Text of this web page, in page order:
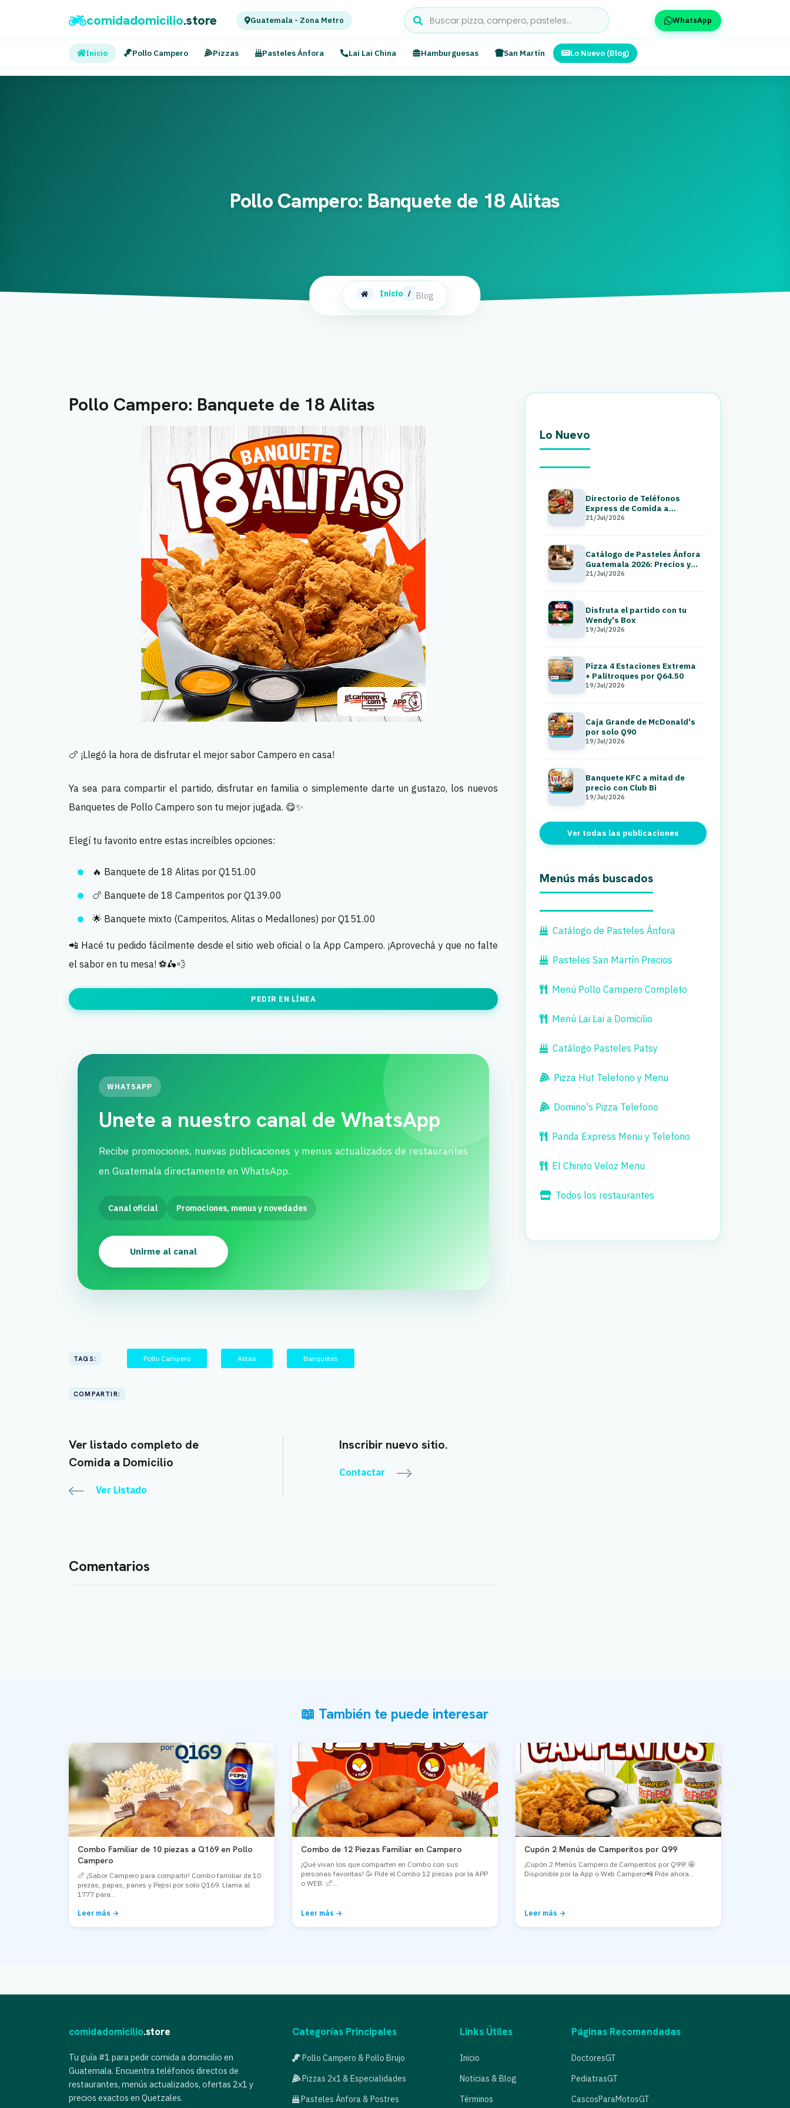
comidadomicilio.store Guatemala - Zona Metro WhatsApp
Inicio Pollo Campero Pizzas Pasteles Ánfora Lai Lai China Hamburguesas San Martín Lo Nuevo (Blog)
Pollo Campero: Banquete de 18 Alitas
Inicio / Blog
Pollo Campero: Banquete de 18 Alitas
🍗 ¡Llegó la hora de disfrutar el mejor sabor Campero en casa!
Ya sea para compartir el partido, disfrutar en familia o simplemente darte un gustazo, los nuevos
Banquetes de Pollo Campero son tu mejor jugada. 😋✨
Elegí tu favorito entre estas increíbles opciones:
🔥 Banquete de 18 Alitas por Q151.00
🍗 Banquete de 18 Camperitos por Q139.00
🌟 Banquete mixto (Camperitos, Alitas o Medallones) por Q151.00
📲 Hacé tu pedido fácilmente desde el sitio web oficial o la App Campero. ¡Aprovechá y que no falte
el sabor en tu mesa! ⚽🛵💨
PEDIR EN LÍNEA
WHATSAPP
Unete a nuestro canal de WhatsApp
Recibe promociones, nuevas publicaciones y menus actualizados de restaurantes
en Guatemala directamente en WhatsApp.
Canal oficial Promociones, menus y novedades
Unirme al canal
TAGS: Pollo Campero Alitas Banquetes
COMPARTIR:
Ver listado completo de
Comida a Domicilio
Ver Listado
Inscribir nuevo sitio.
Contactar
Comentarios
Lo Nuevo
Directorio de Teléfonos
Express de Comida a
Domicilio en Guatemala 2026
21/Jul/2026
Catálogo de Pasteles Ánfora
Guatemala 2026: Precios y
Menú a Domicilio
21/Jul/2026
Disfruta el partido con tu
Wendy's Box
19/Jul/2026
Pizza 4 Estaciones Extrema
+ Palitroques por Q64.50
19/Jul/2026
Caja Grande de McDonald's
por solo Q90
19/Jul/2026
Banquete KFC a mitad de
precio con Club Bi
19/Jul/2026
Ver todas las publicaciones
Menús más buscados
Catálogo de Pasteles Ánfora
Pasteles San Martín Precios
Menú Pollo Campero Completo
Menú Lai Lai a Domicilio
Catálogo Pasteles Patsy
Pizza Hut Telefono y Menu
Domino's Pizza Telefono
Panda Express Menu y Telefono
El Chinito Veloz Menu
Todos los restaurantes
📖 También te puede interesar
Combo Familiar de 10 piezas a Q169 en Pollo
Campero
🍗 ¡Sabor Campero para compartir! Combo familiar de 10
piezas, papas, panes y Pepsi por solo Q169. Llama al
1777 para...
Leer más →
Combo de 12 Piezas Familiar en Campero
¡Qué vivan los que comparten en Combo con sus
personas favoritas! 🥳 Pide el Combo 12 piezas por la APP
o WEB. 🍗...
Leer más →
Cupón 2 Menús de Camperitos por Q99
¡Cupón 2 Menús Campero de Camperitos por Q99! 🤩
Disponible por la App o Web Campero📲 Pide ahora...
Leer más →
comidadomicilio.store
Tu guía #1 para pedir comida a domicilio en
Guatemala. Encuentra teléfonos directos de
restaurantes, menús actualizados, ofertas 2x1 y
precios exactos en Quetzales.
Categorías Principales
Pollo Campero & Pollo Brujo
Pizzas 2x1 & Especialidades
Pasteles Ánfora & Postres
Links Útiles
Inicio
Noticias & Blog
Términos
Páginas Recomendadas
DoctoresGT
PediatrasGT
CascosParaMotosGT